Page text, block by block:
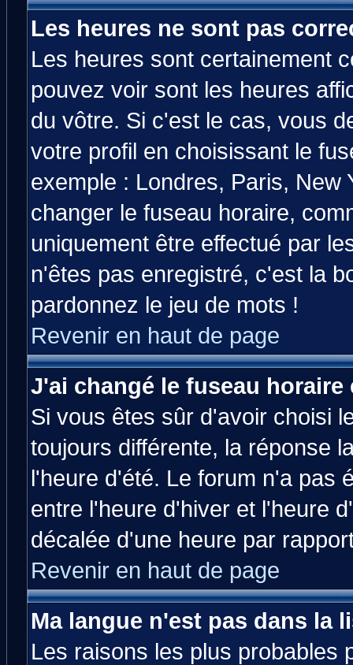
Les heures ne sont pas
Les heures sont certainement
pouvez voir sont les heures
du vôtre. Si c'est le cas, vous
votre profil en choisissant le
exemple : Londres, Paris, New
changer le fuseau horaire,
uniquement être effectué par
n'êtes pas enregistré, c'est la
pardonnez le jeu de mots !
Revenir en haut de page
J'ai changé le fuseau
Si vous êtes sûr d'avoir choisi
toujours différente, la réponse
l'heure d'été. Le forum n'a pas
entre l'heure d'hiver et l'heure
décalée d'une heure par
Revenir en haut de page
Ma langue n'est pas dans la
Les raisons les plus probables